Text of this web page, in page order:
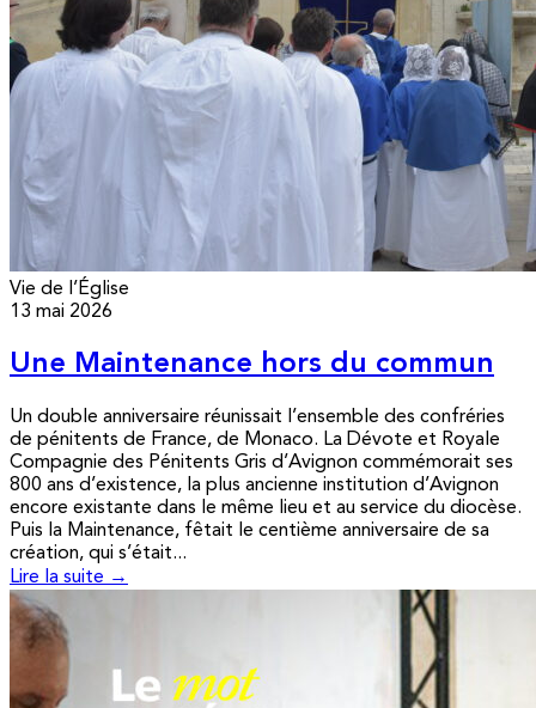
Vie de l’Église
13 mai 2026
Une Maintenance hors du commun
Un double anniversaire réunissait l’ensemble des confréries
de pénitents de France, de Monaco. La Dévote et Royale
Compagnie des Pénitents Gris d’Avignon commémorait ses
800 ans d’existence, la plus ancienne institution d’Avignon
encore existante dans le même lieu et au service du diocèse.
Puis la Maintenance, fêtait le centième anniversaire de sa
création, qui s’était...
Lire la suite →